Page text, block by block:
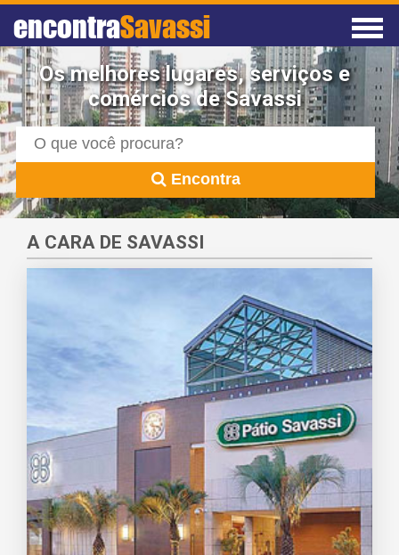
encontraSavassi
Os melhores lugares, serviços e
comércios de Savassi
Encontra
A CARA DE SAVASSI